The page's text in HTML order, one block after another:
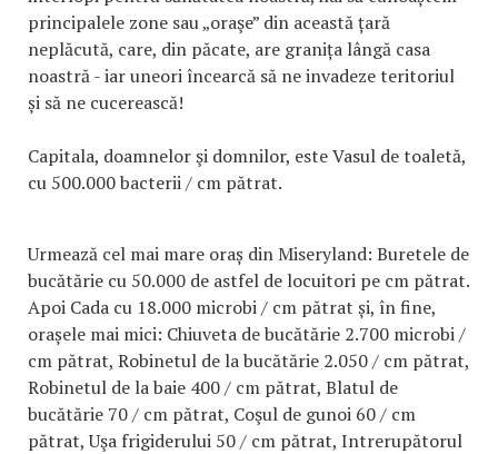
principalele zone sau „oraşe” din această țară
neplăcută, care, din păcate, are granița lângă casa
noastră - iar uneori încearcă să ne invadeze teritoriul
și să ne cucerească!
Capitala, doamnelor şi domnilor, este Vasul de toaletă,
cu 500.000 bacterii / cm pătrat.
Urmează cel mai mare oraș din Miseryland: Buretele de
bucătărie cu 50.000 de astfel de locuitori pe cm pătrat.
Apoi Cada cu 18.000 microbi / cm pătrat și, în fine,
orașele mai mici: Chiuveta de bucătărie 2.700 microbi /
cm pătrat, Robinetul de la bucătărie 2.050 / cm pătrat,
Robinetul de la baie 400 / cm pătrat, Blatul de
bucătărie 70 / cm pătrat, Coşul de gunoi 60 / cm
pătrat, Uşa frigiderului 50 / cm pătrat, Intrerupătorul